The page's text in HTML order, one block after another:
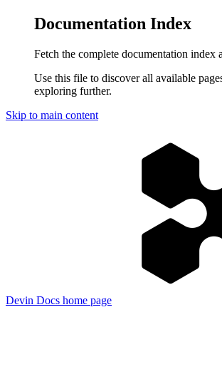
Documentation Index
Fetch the complete documentation index
Use this file to discover all available
exploring further.
Skip to main content
Devin Docs home page